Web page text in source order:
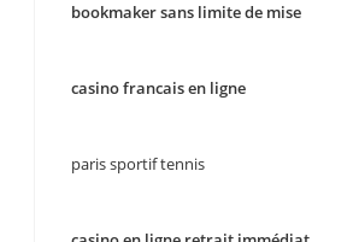
bookmaker sans limite de mise
casino francais en ligne
paris sportif tennis